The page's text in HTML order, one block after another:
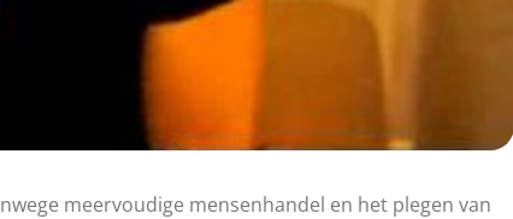
meervoudige mensenhandel en het plegen van